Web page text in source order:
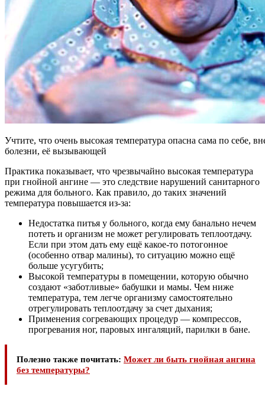
Учтите, что очень высокая температура опасна сама по себе,
болезни, её вызывающей
Практика показывает, что чрезвычайно высокая температура
при гнойной ангине — это следствие нарушений санитарного
режима для больного. Как правило, до таких значений
температура повышается из-за:
Недостатка питья у больного, когда ему банально нечем
потеть и организм не может регулировать теплоотдачу.
Если при этом дать ему ещё какое-то потогонное
(особенно отвар малины), то ситуацию можно ещё
больше усугубить;
Высокой температуры в помещении, которую обычно
создают «заботливые» бабушки и мамы. Чем ниже
температура, тем легче организму самостоятельно
отрегулировать теплоотдачу за счет дыхания;
Применения согревающих процедур — компрессов,
прогревания ног, паровых ингаляций, парилки в бане.
Полезно также почитать: Может ли быть гнойная ангина
без температуры?